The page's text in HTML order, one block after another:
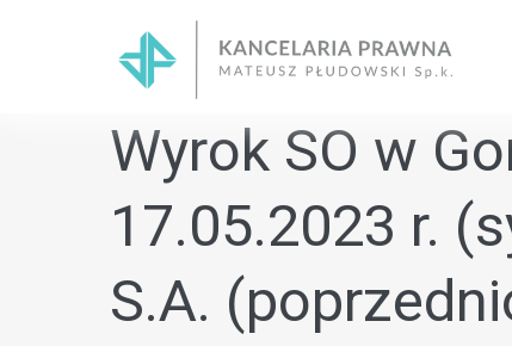
Wyrok SO w
17.05.2023 r.
S.A.